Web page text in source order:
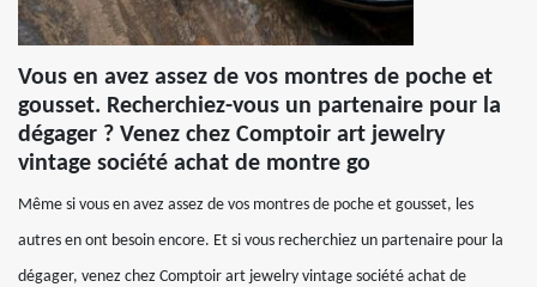
Vous en avez assez de vos montres de poche et
gousset. Recherchiez-vous un partenaire pour la
dégager ? Venez chez Comptoir art jewelry
vintage société achat de montre go
Même si vous en avez assez de vos montres de poche et gousset, les
autres en ont besoin encore. Et si vous recherchiez un partenaire pour la
dégager, venez chez Comptoir art jewelry vintage société achat de